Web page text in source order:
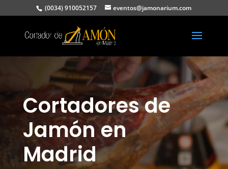
(0034) 910052157 eventos@jamonarium.com
Cortadores de
Jamón en
Madrid